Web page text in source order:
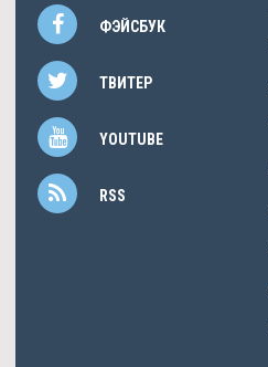
ФЭЙСБУК
ТВИТЕР
YOUTUBE
RSS